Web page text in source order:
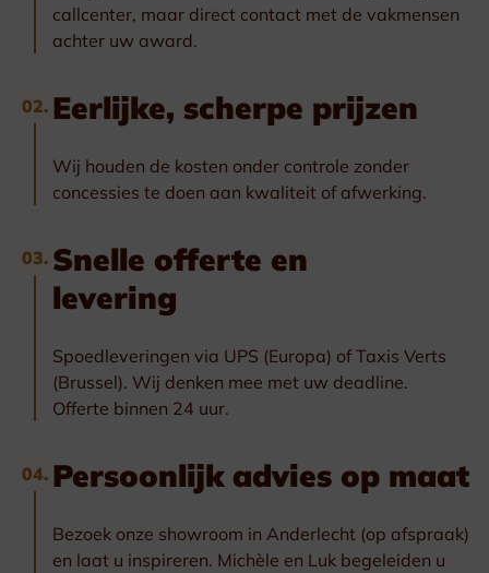
callcenter, maar direct contact met de vakmensen
achter uw award.
02. Eerlijke, scherpe prijzen
Wij houden de kosten onder controle zonder
concessies te doen aan kwaliteit of afwerking.
03. Snelle offerte en
levering
Spoedleveringen via UPS (Europa) of Taxis Verts
(Brussel). Wij denken mee met uw deadline.
Offerte binnen 24 uur.
04. Persoonlijk advies op maat
Bezoek onze showroom in Anderlecht (op afspraak)
en laat u inspireren. Michèle en Luk begeleiden u